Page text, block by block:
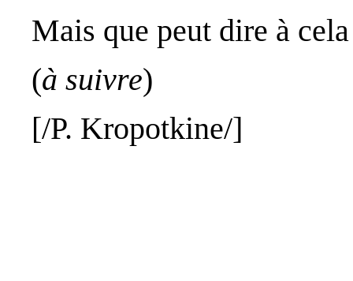
Mais que peut dire à
(à suivre)
[/P. Kropotkine/]